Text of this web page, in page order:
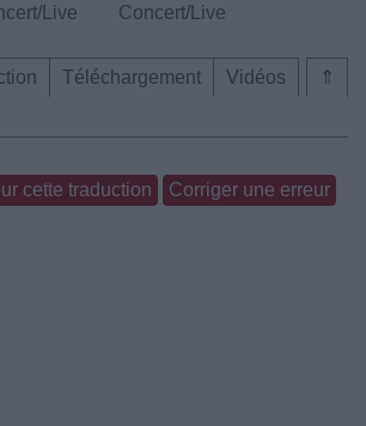
Live Concert/Live
⇑
Téléchargement
Vidéos
cette traduction Corriger une erreur